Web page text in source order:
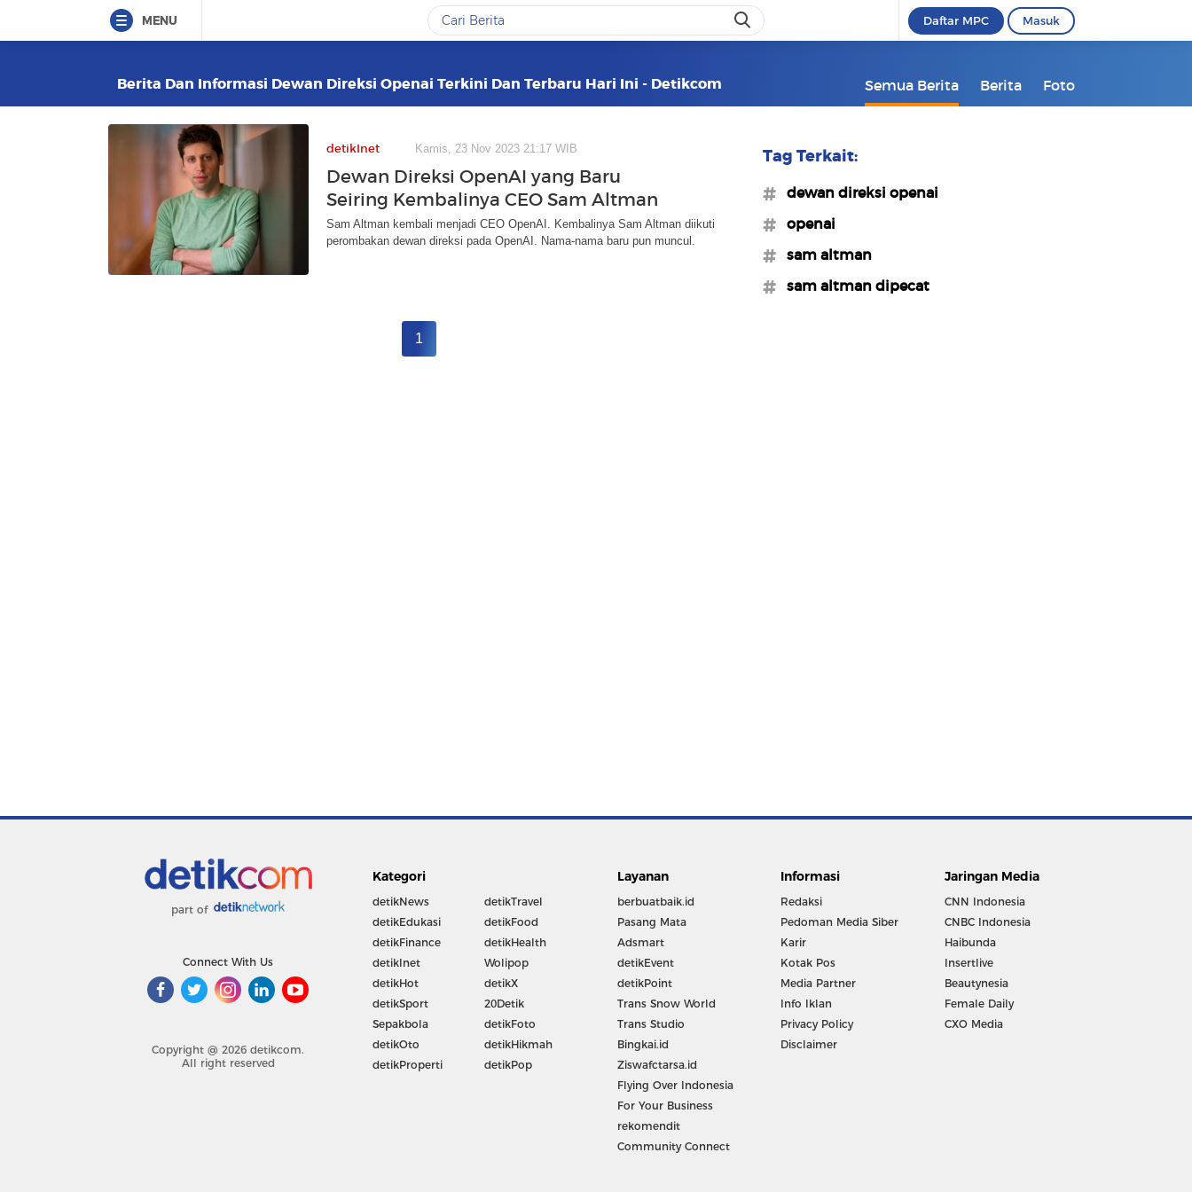
MENU Daftar MPC Masuk
Berita Dan Informasi Dewan Direksi Openai Terkini Dan Terbaru Hari Ini - Detikcom Semua Berita Berita Foto
detikInet Kamis, 23 Nov 2023 21:17 WIB
Dewan Direksi OpenAI yang Baru
Seiring Kembalinya CEO Sam Altman
Sam Altman kembali menjadi CEO OpenAI. Kembalinya Sam Altman diikuti
perombakan dewan direksi pada OpenAI. Nama-nama baru pun muncul.
1
Tag Terkait:
#dewan direksi openai
#openai
#sam altman
#sam altman dipecat
part of
Connect With Us
Copyright @ 2026 detikcom.
All right reserved
Kategori
detikNews
detikEdukasi
detikFinance
detikInet
detikHot
detikSport
Sepakbola
detikOto
detikProperti
detikTravel
detikFood
detikHealth
Wolipop
detikX
20Detik
detikFoto
detikHikmah
detikPop
Layanan
berbuatbaik.id
Pasang Mata
Adsmart
detikEvent
detikPoint
Trans Snow World
Trans Studio
Bingkai.id
Ziswafctarsa.id
Flying Over Indonesia
For Your Business
rekomendit
Community Connect
Informasi
Redaksi
Pedoman Media Siber
Karir
Kotak Pos
Media Partner
Info Iklan
Privacy Policy
Disclaimer
Jaringan Media
CNN Indonesia
CNBC Indonesia
Haibunda
Insertlive
Beautynesia
Female Daily
CXO Media